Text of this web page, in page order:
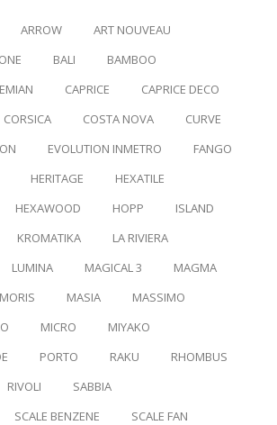
ARROW
ART NOUVEAU
BALI
BAMBOO
CAPRICE
CAPRICE DECO
CORSICA COSTA NOVA
CURVE
EVOLUTION INMETRO
FANGO
HERITAGE
HEXATILE
HEXAWOOD HOPP
ISLAND
KROMATIKA
LA RIVIERA
LUMINA MAGICAL 3
MAGMA
MASIA
MASSIMO
MICRO
MIYAKO
PORTO RAKU
RHOMBUS
RIVOLI
SABBIA
SCALE BENZENE
SCALE FAN